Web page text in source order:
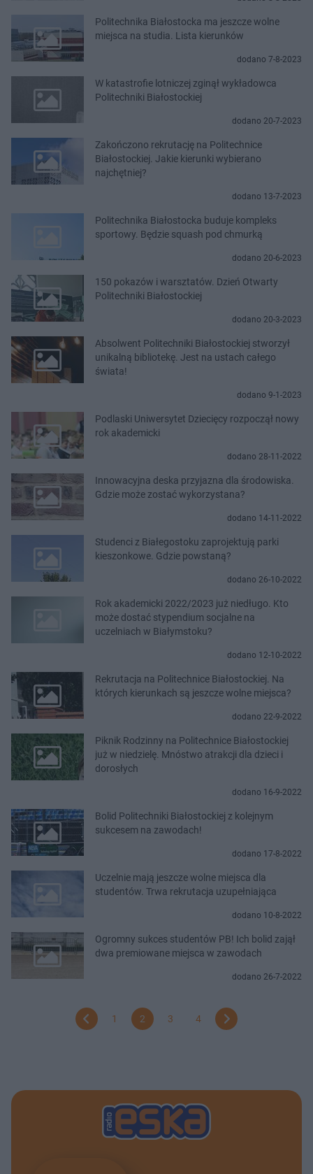
Politechnika Białostocka ma jeszcze wolne
miejsca na studia. Lista kierunków
dodano 7-8-2023
W katastrofie lotniczej zginął wykładowca
Politechniki Białostockiej
dodano 20-7-2023
Zakończono rekrutację na Politechnice
Białostockiej. Jakie kierunki wybierano
najchętniej?
dodano 13-7-2023
Politechnika Białostocka buduje kompleks
sportowy. Będzie squash pod chmurką
dodano 20-6-2023
150 pokazów i warsztatów. Dzień Otwarty
Politechniki Białostockiej
dodano 20-3-2023
Absolwent Politechniki Białostockiej stworzył
unikalną bibliotekę. Jest na ustach całego
świata!
dodano 9-1-2023
Podlaski Uniwersytet Dziecięcy rozpoczął nowy
rok akademicki
dodano 28-11-2022
Innowacyjna deska przyjazna dla środowiska.
Gdzie może zostać wykorzystana?
dodano 14-11-2022
Studenci z Białegostoku zaprojektują parki
kieszonkowe. Gdzie powstaną?
dodano 26-10-2022
Rok akademicki 2022/2023 już niedługo. Kto
może dostać stypendium socjalne na
uczelniach w Białymstoku?
dodano 12-10-2022
Rekrutacja na Politechnice Białostockiej. Na
których kierunkach są jeszcze wolne miejsca?
dodano 22-9-2022
Piknik Rodzinny na Politechnice Białostockiej
już w niedzielę. Mnóstwo atrakcji dla dzieci i
dorosłych
dodano 16-9-2022
Bolid Politechniki Białostockiej z kolejnym
sukcesem na zawodach!
dodano 17-8-2022
Uczelnie mają jeszcze wolne miejsca dla
studentów. Trwa rekrutacja uzupełniająca
dodano 10-8-2022
Ogromny sukces studentów PB! Ich bolid zajął
dwa premiowane miejsca w zawodach
dodano 26-7-2022
1 2 3 4